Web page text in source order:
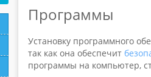
Программы
Установку программного
так как она обеспечит
программы на компьютер,